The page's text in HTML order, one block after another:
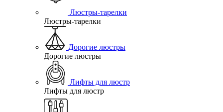
Люстры-тарелки
Люстры-тарелки
Дорогие люстры
Дорогие люстры
Лифты для люстр
Лифты для люстр